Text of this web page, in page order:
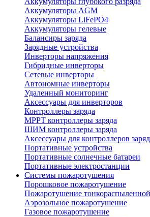
Аккумуляторы AGM
Аккумуляторы LiFePO4
Аккумуляторы гелевые
Балансиры заряда
Зарядные устройства
Инверторы напряжения
Гибридные инверторы
Сетевые инверторы
Автономные инверторы
Удаленный мониторинг
Аксессуары для инверторов
Контроллеры заряда
MPPT контроллеры заряда
ШИМ контроллеры заряда
Аксессуары для контроллеров
Портативные устройства
Портативные солнечные батареи
Портативные электростанции
Системы пожаротушения
Порошковое пожаротушение
Пожаротушение
Аэрозольное пожаротушение
Газовое пожаротушение